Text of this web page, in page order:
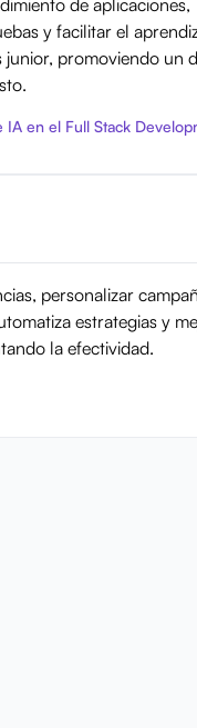
de aplicaciones,
y facilitar el
junior, promoviendo un
IA en el Full Stack
personalizar
estrategias y
la efectividad.